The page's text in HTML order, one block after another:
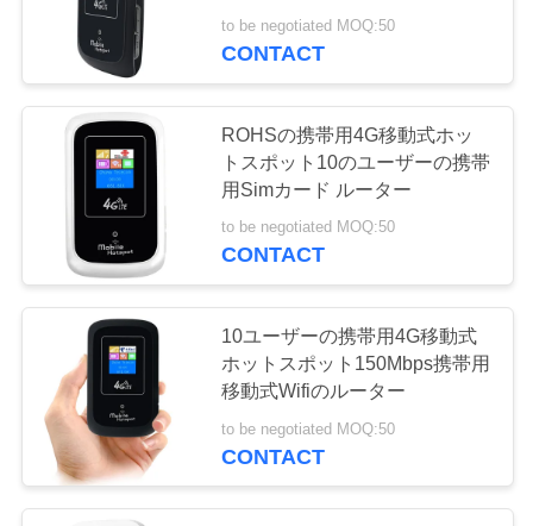
さ
地
PRIVACY
POLICY
4G LTEの産業ルー
ター
61
壁プラグのWiFiの
エクステンダー
14
to be negotiated MOQ:50
CONTACT
ROHSの携帯用4G移動式ホッ
トスポット10のユーザーの携帯
用Simカード ルーター
to be negotiated MOQ:50
CONTACT
10ユーザーの携帯用4G移動式
ホットスポット150Mbps携帯用
移動式Wifiのルーター
to be negotiated MOQ:50
CONTACT